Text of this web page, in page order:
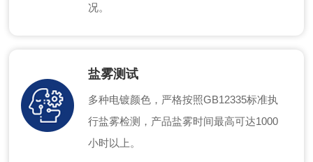
况。
盐雾测试
多种电镀颜色，严格按照GB12335标准执
行盐雾检测，产品盐雾时间最高可达1000
小时以上。